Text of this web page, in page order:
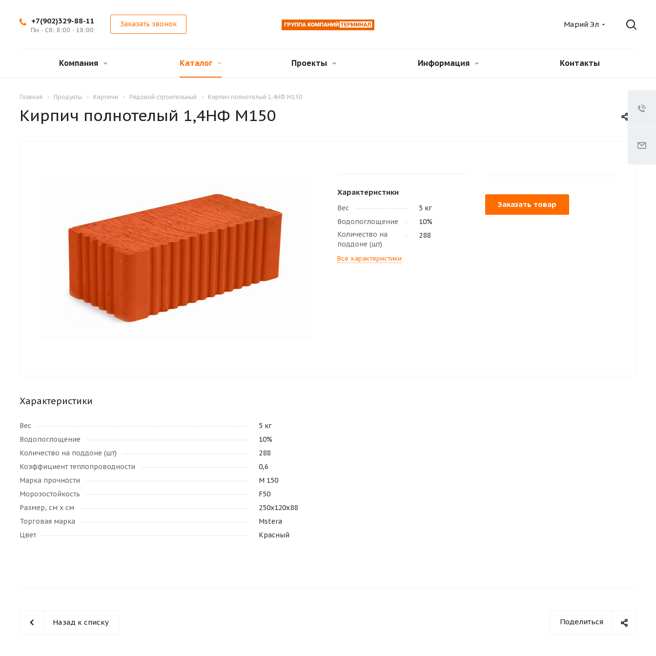
+7(902)329-88-11
Пн - Сб: 8:00 - 18:00
Заказать звонок Марий Эл
Компания Каталог Проекты Информация Контакты
Главная Продукты Кирпичи Рядовой строительный Кирпич полнотелый 1,4НФ М150
Кирпич полнотелый 1,4НФ М150
Характеристики
Вес
5 кг
Водопоглощение
10%
Количество на
поддоне (шт)
288
Все характеристики
Заказать товар
Характеристики
Вес
5 кг
Водопоглощение
10%
Количество на поддоне (шт)
288
Коэффициент теплопроводности
0,6
Марка прочности
М 150
Морозостойкость
F50
Размер, см х см
250х120х88
Торговая марка
Mstera
Цвет
Красный
Поделиться
Назад к списку